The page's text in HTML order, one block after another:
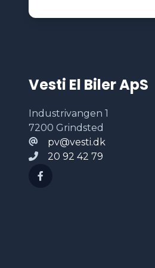
Vesti El Biler ApS
Industrivangen 1
7200 Grindsted
pv@vesti.dk
20 92 42 79